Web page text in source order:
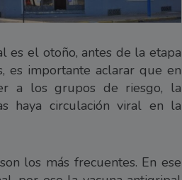
es el otoño, antes de la etapa
es importante aclarar que en
a los grupos de riesgo, la
haya circulación viral en la
los más frecuentes. En ese